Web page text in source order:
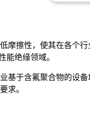
摩擦性，使其在各个
能绝缘领域。
基于含氟聚合物的设
求。